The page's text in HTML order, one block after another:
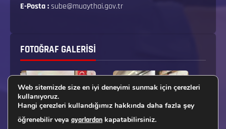
E-Posta :sube@muaythai.gov.tr
FOTOĞRAF GALERISI
Web sitemizde size en iyi deneyimi sunmak için çerezleri
kullanıyoruz.
Hangi çerezleri kullandığımız hakkında daha fazla şey
öğrenebilir veya ayarlardan kapatabilirsiniz.